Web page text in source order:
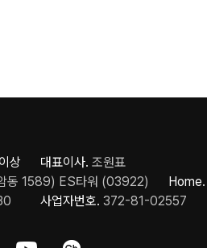
이상 대표이사. 조원표
암동 1589) ES타워 (03922) Home.
사업자번호. 372-81-02557